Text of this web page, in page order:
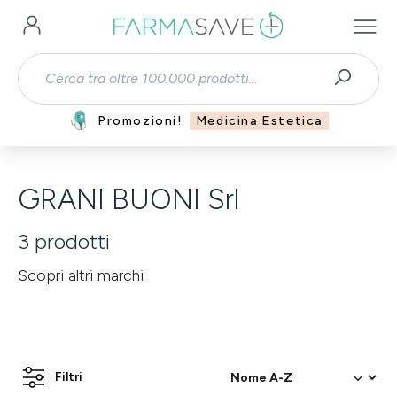
Passa al contenuto principale
Promozioni! Medicina Estetica
GRANI BUONI Srl
3 prodotti
Scopri altri marchi
Filtri